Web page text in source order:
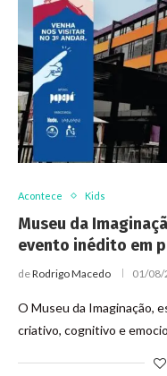
Acontece Kids
Museu da
evento inédito em
deRodrigo Macedo 01/08/
O Museu da Imaginação,
criativo, cognitivo e